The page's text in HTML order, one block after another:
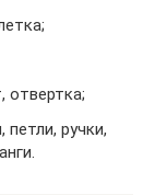
отвертка;
ручки,